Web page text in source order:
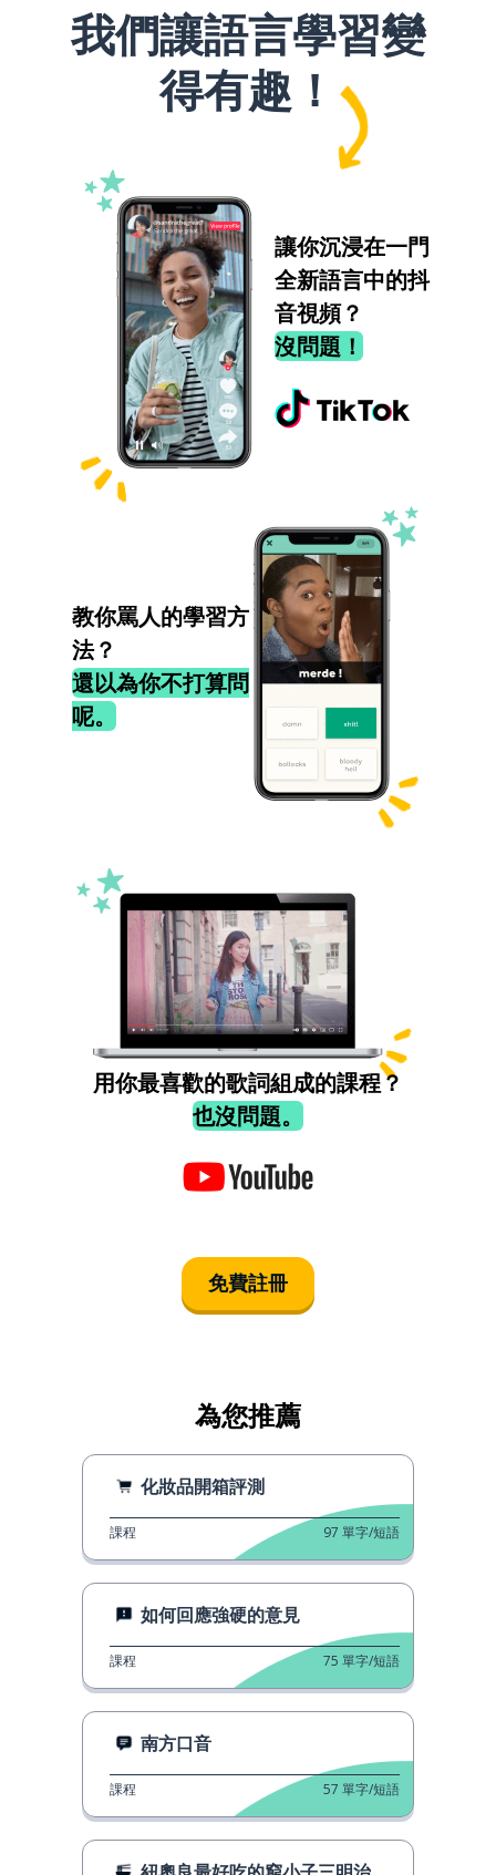
我們讓語言學習變
得有趣！
讓你沉浸在一門
全新語言中的抖
音視頻？
沒問題！
教你罵人的學習方
法？
還以為你不打算問
呢。
用你最喜歡的歌詞組成的課程？
也沒問題。
免費註冊
為您推薦
化妝品開箱評測
課程 97 單字/短語
如何回應強硬的意見
課程 75 單字/短語
南方口音
課程 57 單字/短語